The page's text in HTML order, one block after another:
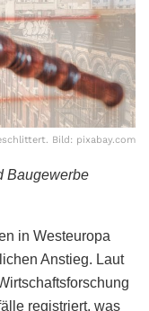
Bild: pixabay.com
Baugewerbe
in Westeuropa
Anstieg. Laut
registriert, was